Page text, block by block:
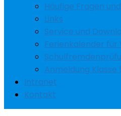
Häufige Fragen
Links
Service und
Ferienkalender für
Anmeldung Klasse
Intranet
Kontakt